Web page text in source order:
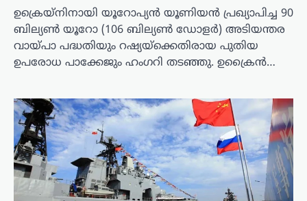
ഉക്രെയ്‌നിനായി യൂറോപ്യൻ യൂണിയൻ പ്രഖ്യാപിച്ച 90
ബില്യൺ യൂറോ (106 ബില്യൺ ഡോളർ) അടിയന്തര
വായ്പാ പദ്ധതിയും റഷ്യയ്‌ക്കെതിരായ പുതിയ
ഉപരോധ പാക്കേജും ഹംഗറി തടഞ്ഞു. ഉക്രൈൻ…